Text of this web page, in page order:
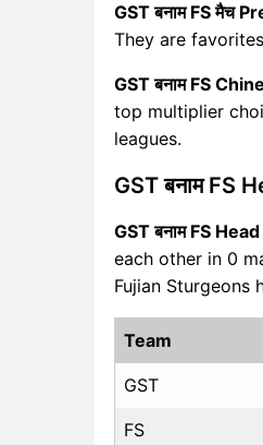
GST बनाम FS मैच
They are
GST बनाम FS
top multiplier
leagues.
GST बनाम FS
GST बनाम FS
each other in 0
Fujian Sturgeons
Team
GST
FS